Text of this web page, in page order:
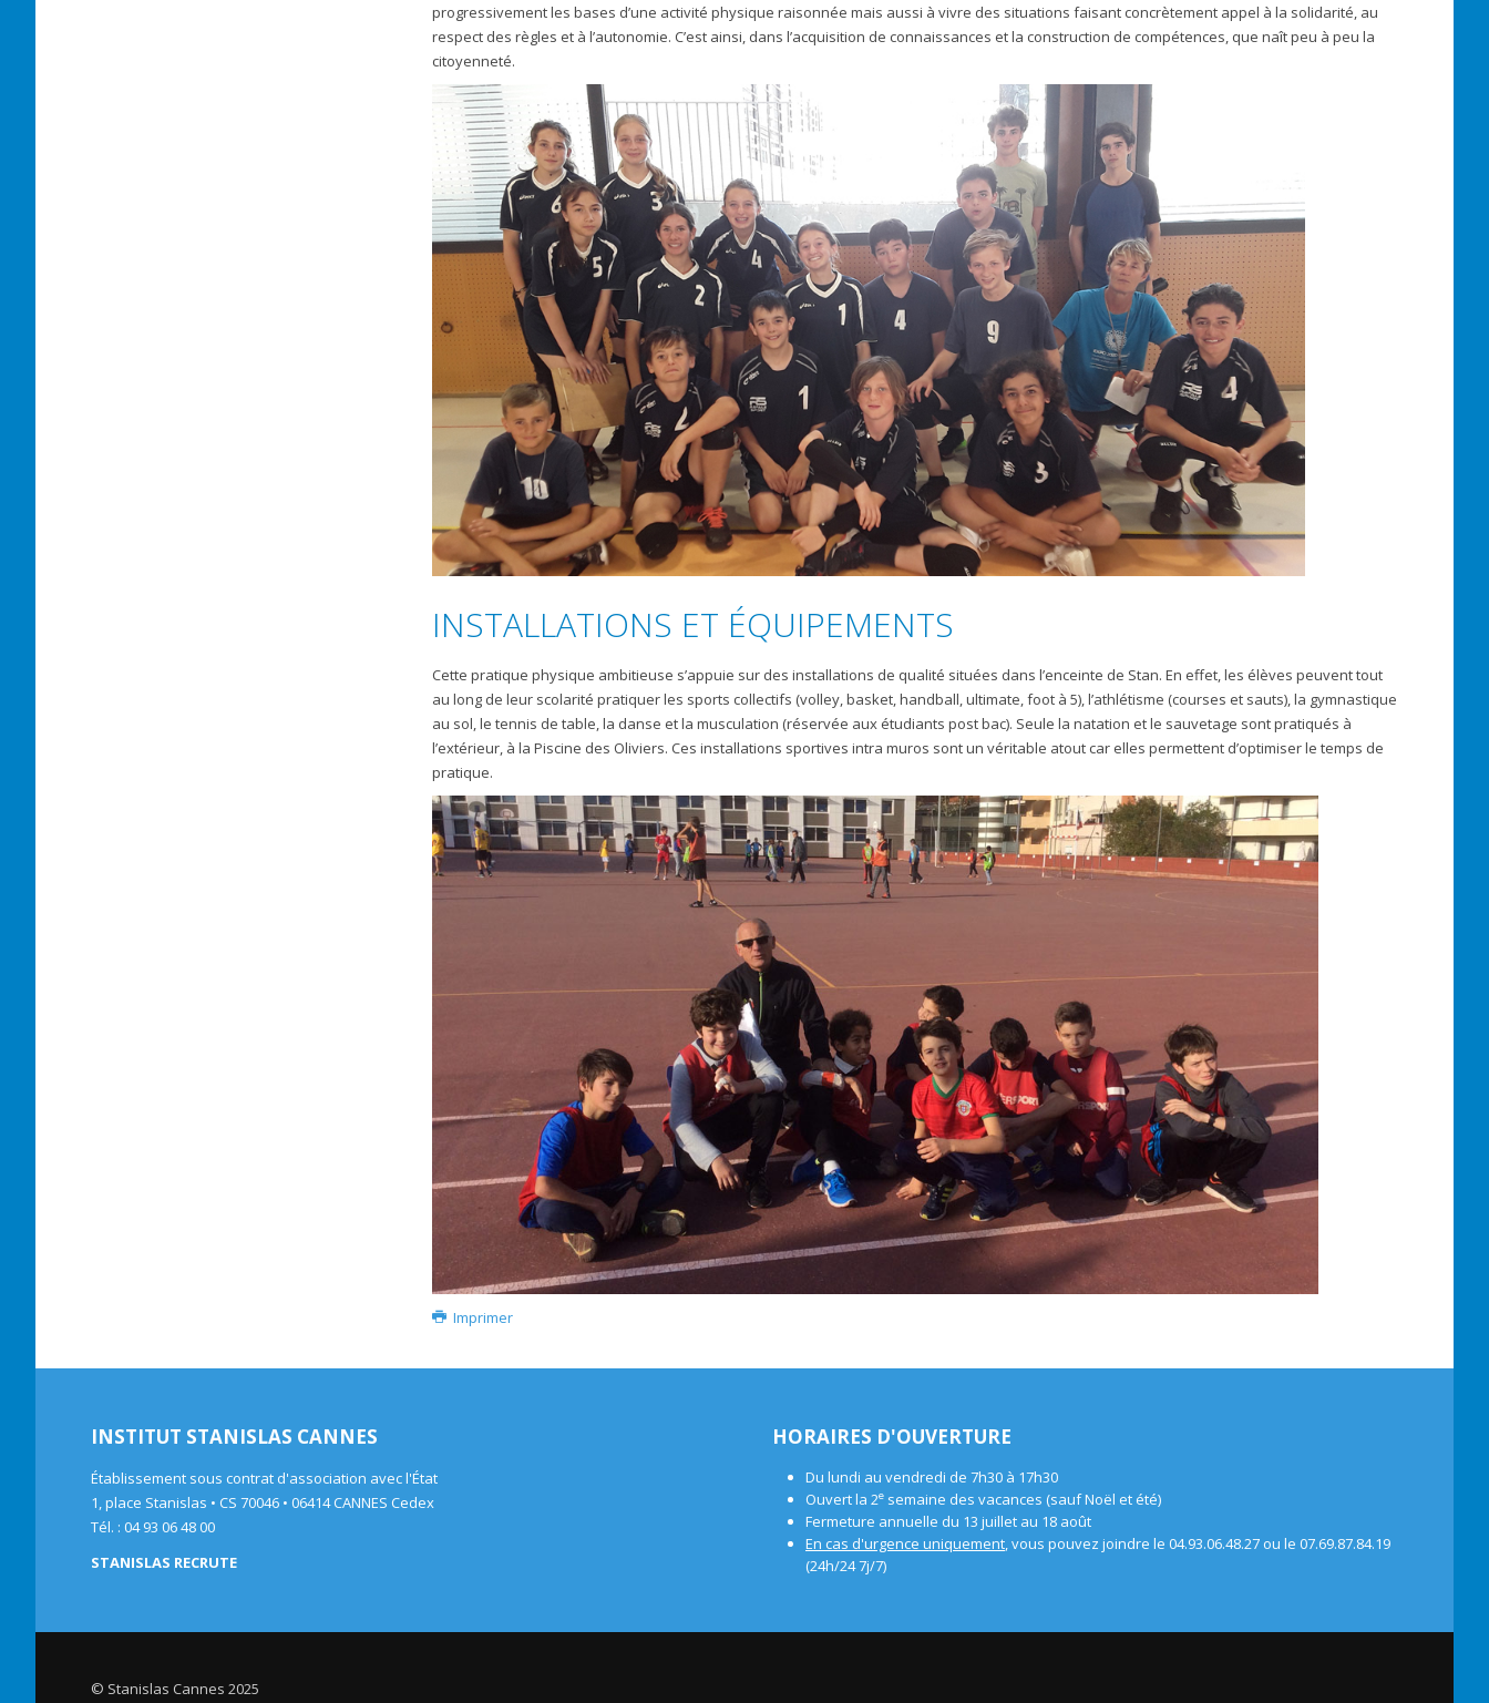
progressivement les bases d’une activité physique raisonnée mais aussi à vivre des situations faisant concrètement appel à la solidarité, au
respect des règles et à l’autonomie. C’est ainsi, dans l’acquisition de connaissances et la construction de compétences, que naît peu à peu la
citoyenneté.
INSTALLATIONS ET ÉQUIPEMENTS
Cette pratique physique ambitieuse s’appuie sur des installations de qualité situées dans l’enceinte de Stan. En effet, les élèves peuvent tout
au long de leur scolarité pratiquer les sports collectifs (volley, basket, handball, ultimate, foot à 5), l’athlétisme (courses et sauts), la gymnastique
au sol, le tennis de table, la danse et la musculation (réservée aux étudiants post bac). Seule la natation et le sauvetage sont pratiqués à
l’extérieur, à la Piscine des Oliviers. Ces installations sportives intra muros sont un véritable atout car elles permettent d’optimiser le temps de
pratique.
Imprimer
INSTITUT STANISLAS CANNES
Établissement sous contrat d'association avec l'État
1, place Stanislas • CS 70046 • 06414 CANNES Cedex
Tél. : 04 93 06 48 00
STANISLAS RECRUTE
HORAIRES D'OUVERTURE
Du lundi au vendredi de 7h30 à 17h30
Ouvert la 2e semaine des vacances (sauf Noël et été)
Fermeture annuelle du 13 juillet au 18 août
En cas d'urgence uniquement, vous pouvez joindre le 04.93.06.48.27 ou le 07.69.87.84.19
(24h/24 7j/7)
© Stanislas Cannes 2025